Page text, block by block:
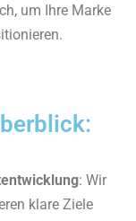
um Ihre Marke
: Wir
klare Ziele